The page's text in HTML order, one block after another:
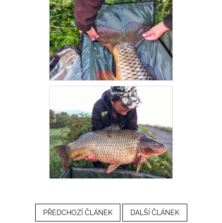
PŘEDCHOZÍ ČLÁNEK DALŠÍ ČLÁNEK